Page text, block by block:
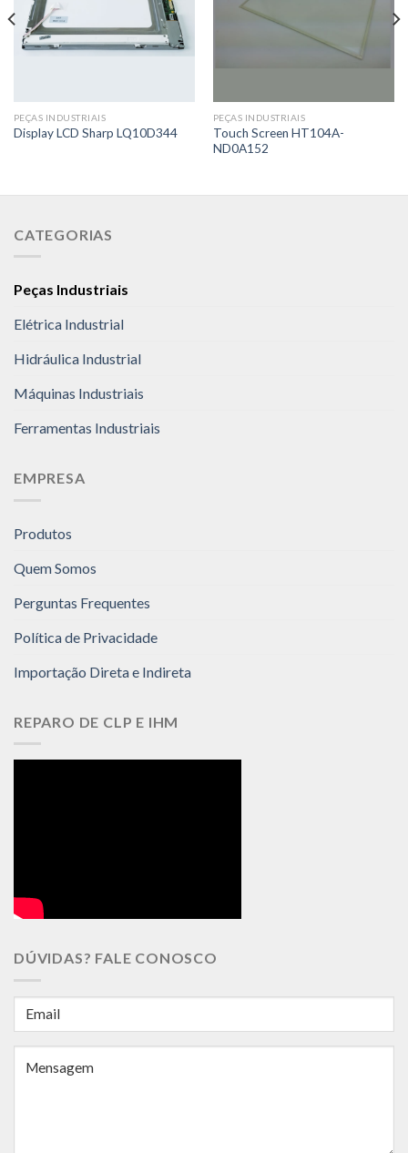
PEÇAS INDUSTRIAIS
Display LCD Sharp LQ10D344
PEÇAS INDUSTRIAIS
Touch Screen HT104A-
ND0A152
CATEGORIAS
Peças Industriais
Elétrica Industrial
Hidráulica Industrial
Máquinas Industriais
Ferramentas Industriais
EMPRESA
Produtos
Quem Somos
Perguntas Frequentes
Política de Privacidade
Importação Direta e Indireta
REPARO DE CLP E IHM
DÚVIDAS? FALE CONOSCO